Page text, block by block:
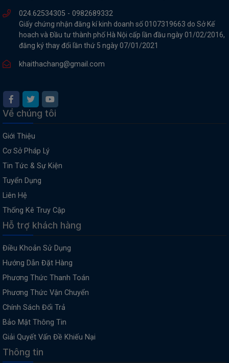
024.62534305 - 0982689332
Giấy chứng nhận đăng kí kinh doanh số 0107319663 do Sở Kế
hoach và Đầu tư thành phố Hà Nội cấp lần đầu ngày 01/02/2016,
đăng ký thay đổi lần thứ 5 ngày 07/01/2021
khaithachang@gmail.com
Về chúng tôi
Giới Thiệu
Cơ Sở Pháp Lý
Tin Tức & Sự Kiện
Tuyển Dụng
Liên Hệ
Thống Kê Truy Cập
Hỗ trợ khách hàng
Điều Khoản Sử Dụng
Hướng Dẫn Đặt Hàng
Phương Thức Thanh Toán
Phương Thức Vận Chuyển
Chính Sách Đổi Trả
Bảo Mật Thông Tin
Giải Quyết Vấn Đề Khiếu Nại
Thông tin